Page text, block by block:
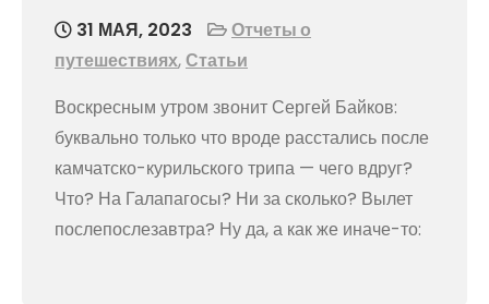
31 МАЯ, 2023
Отчеты о
путешествиях,Статьи
Воскресным утром звонит Сергей Байков:
буквально только что вроде расстались после
камчатско-курильского трипа — чего вдруг?
Что? На Галапагосы? Ни за сколько? Вылет
послепослезавтра? Ну да, а как же иначе-то: